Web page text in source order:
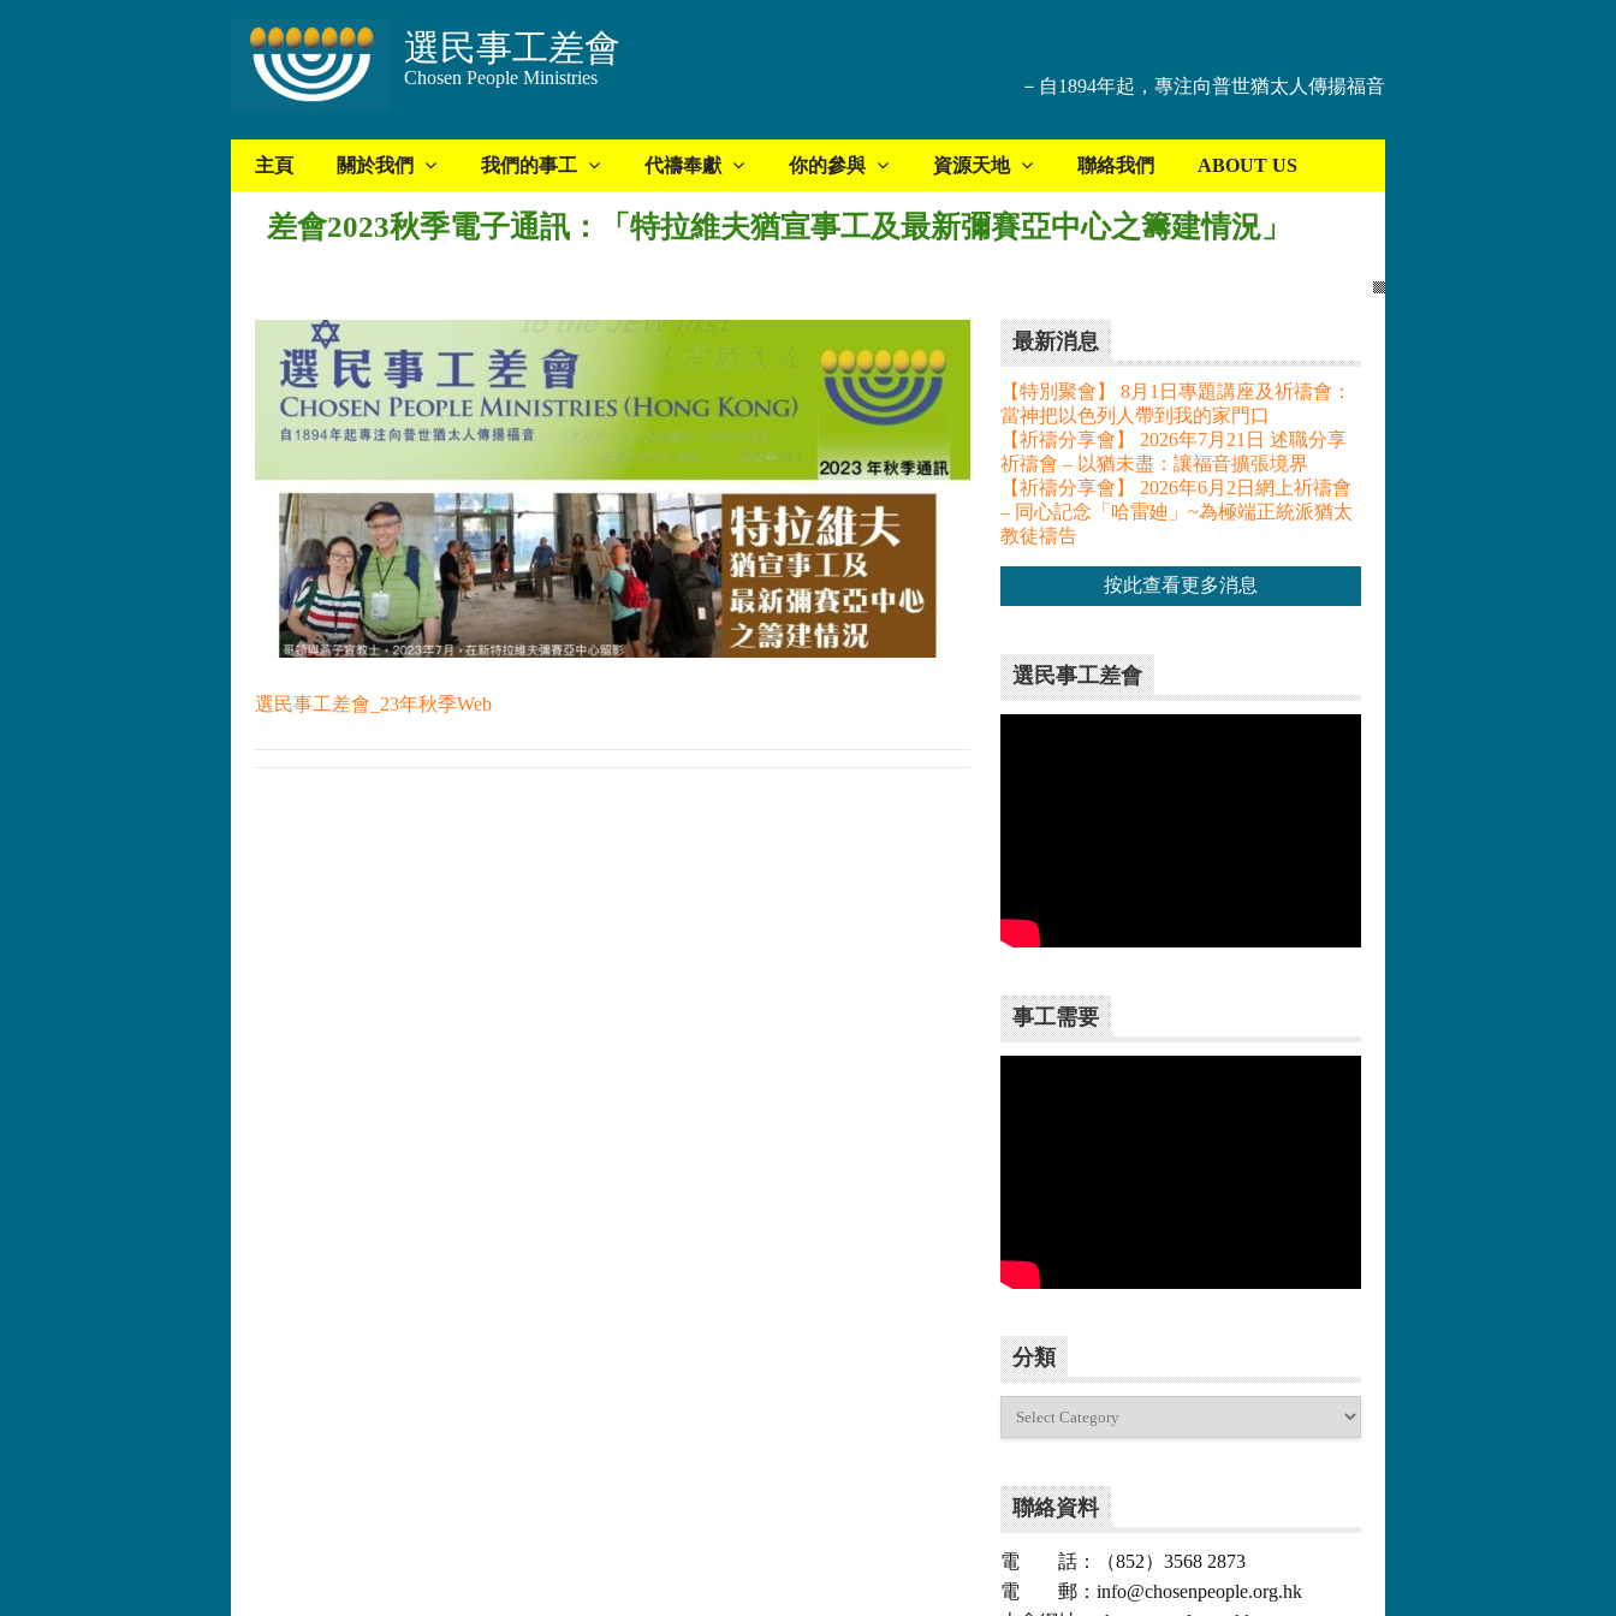
選民事工差會
Chosen People Ministries －自1894年起，專注向普世猶太人傳揚福音
主頁 關於我們 我們的事工 代禱奉獻 你的參與 資源天地 聯絡我們 ABOUT US
差會2023秋季電子通訊：「特拉維夫猶宣事工及最新彌賽亞中心之籌建情況」
選民事工差會_23年秋季Web
最新消息
【特別聚會】 8月1日專題講座及祈禱會：
當神把以色列人帶到我的家門口
【祈禱分享會】 2026年7月21日 述職分享
祈禱會 – 以猶未盡：讓福音擴張境界
【祈禱分享會】 2026年6月2日網上祈禱會
– 同心記念「哈雷廸」~為極端正統派猶太
教徒禱告
按此查看更多消息
選民事工差會
事工需要
分類
聯絡資料
電 話：（852）3568 2873
電 郵：info@chosenpeople.org.hk